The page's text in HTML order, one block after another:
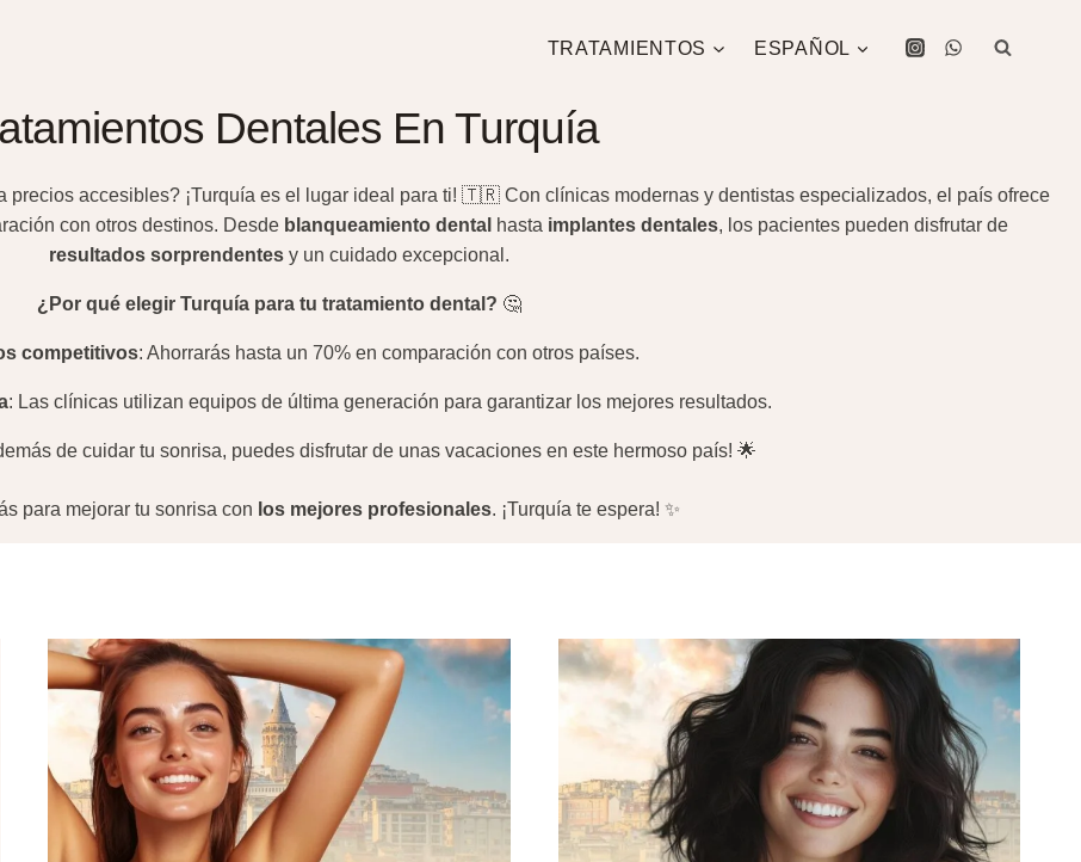
TRATAMIENTOS ESPAÑOL
Dentales En Turquía
precios accesibles? ¡Turquía es el lugar ideal para ti! 🇹🇷 Con clínicas modernas y dentistas especializados, el país ofrece
con otros destinos. Desde blanqueamiento dental hasta implantes dentales, los pacientes pueden disfrutar de
resultados sorprendentes y un cuidado excepcional.
¿Por qué elegir Turquía para tu tratamiento dental? 🤔
competitivos: Ahorrarás hasta un 70% en comparación con otros países.
: Las clínicas utilizan equipos de última generación para garantizar los mejores resultados.
de cuidar tu sonrisa, puedes disfrutar de unas vacaciones en este hermoso país! 🌟
para mejorar tu sonrisa con los mejores profesionales. ¡Turquía te espera! ✨